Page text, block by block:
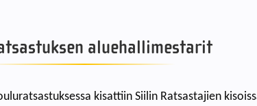
aluehallimestarit
kisattiin Siilin Ratsastajien